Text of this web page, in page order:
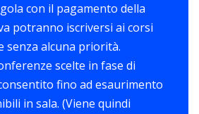
con il pagamento della
potranno iscriversi ai corsi
senza alcuna priorità.
scelte in fase di
fino ad esaurimento
in sala. (Viene quindi